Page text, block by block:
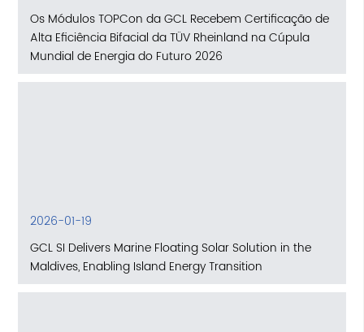
Os Módulos TOPCon da GCL Recebem Certificação de
Alta Eficiência Bifacial da TÜV Rheinland na Cúpula
Mundial de Energia do Futuro 2026
2026-01-19
GCL SI Delivers Marine Floating Solar Solution in the
Maldives, Enabling Island Energy Transition